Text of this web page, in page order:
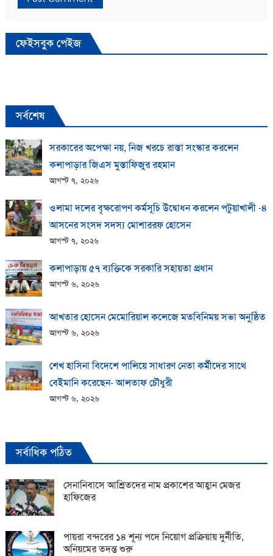
ফেইসবুক পেইজ
সর্বশেষ
সরকারের অপেক্ষা নয়, নিজ খরচে রাস্তা সংস্কার করলেন
কলাপাড়ার জিএস মুস্তাফিজুর রহমান
আগস্ট ৭, ২০২৬
ওলামা দলের বৃক্ষরোপণ কর্মসূচি উদ্বোধন করলেন পটুয়াখালী -৪
আসনের সংসদ সদস্য মোশাররফ হোসেন
আগস্ট ৭, ২০২৬
কলাপাড়ায় ​৫৭ ব্যক্তিকে সরকারি সহায়তা প্রধান
আগস্ট ৬, ২০২৬
আখতার হোসেন মেমোরিয়াল কলেজে মতবিনিময় সভা অনুষ্ঠিত
আগস্ট ৬, ২০২৬
শেখ হাসিনা বিদেশে পালিয়ে সাধারণ নেতা কর্মীদের সাথে
বেইমানি করেছেন- আলতাফ চৌধুরী
আগস্ট ৬, ২০২৬
সর্বাধিক পঠিত
সেনানিবাসে আশ্রিতদের নাম প্রকাশের আহ্বান মেজর
হাফিজের
পায়রা বন্দরের ১৪ শূন্য পদে নিয়োগ প্রক্রিয়ায় দুর্নীতি,
অনিয়মের তদন্ত শুরু